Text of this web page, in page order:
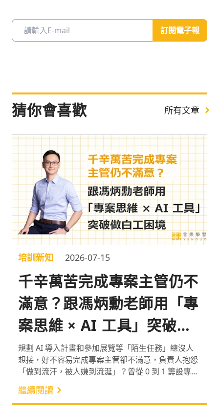
訂閱電子報
猜你會喜歡 所有文章
培訓新知 2026-07-15
千辛萬苦完成專案主管仍不
滿意？跟馮炳勳老師用「專
案思維 × AI 工具」突破做
白工困境
規劃 AI 導入計畫和參加展覽等「陌生任務」總沒人
想接，好不容易完成專案主管卻不滿意，負責人抱怨
「做到流汗，被人嫌到流涎」？曾從 0 到 1 籌設專案
管理辦公室的馮炳勳（Rex）老師，分享如何將「量
化目標的設定」與「工作分解結構（WBS）」等專案
思維結合 AI 工具，更快速精準地訂好專案架構。避
繼續閱讀